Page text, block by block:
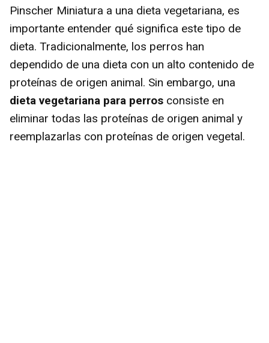
Pinscher Miniatura a una dieta vegetariana, es
importante entender qué significa este tipo de
dieta. Tradicionalmente, los perros han
dependido de una dieta con un alto contenido de
proteínas de origen animal. Sin embargo, una
dieta vegetariana para perros consiste en
eliminar todas las proteínas de origen animal y
reemplazarlas con proteínas de origen vegetal.